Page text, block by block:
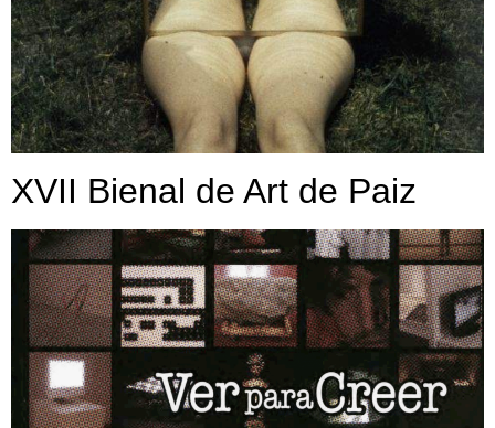
XVII Bienal de Art de Paiz